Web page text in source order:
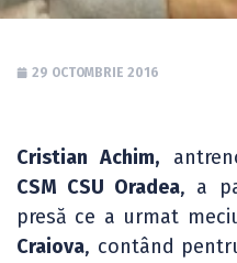
29 OCTOMBRIE 2016
Cristian Achim,
CSM CSU Oradea, a
presă ce a urmat
Craiova, contând